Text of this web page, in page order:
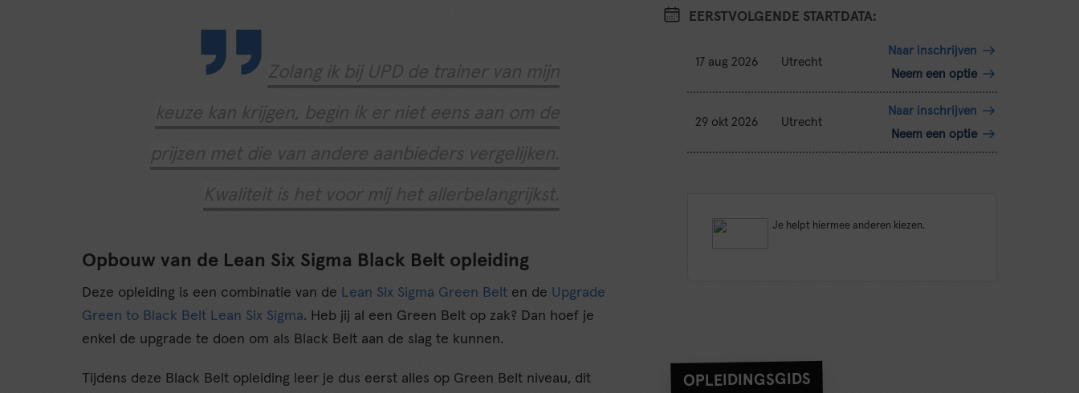
Opbouw van de Lean Six Sigma Black Belt opleiding
Deze opleiding is een combinatie van de Lean Six Sigma Green Belt en de Upgrade
Green to Black Belt Lean Six Sigma. Heb jij al een Green Belt op zak? Dan hoef je
enkel de upgrade te doen om als Black Belt aan de slag te kunnen.
Tijdens deze Black Belt opleiding leer je dus eerst alles op Green Belt niveau, dit
EERSTVOLGENDE STARTDATA:
17 aug 2026 Utrecht
Naar inschrijven
Neem een optie
29 okt 2026 Utrecht
Naar inschrijven
Neem een optie
Je helpt hiermee anderen kiezen.
OPLEIDINGSGIDS